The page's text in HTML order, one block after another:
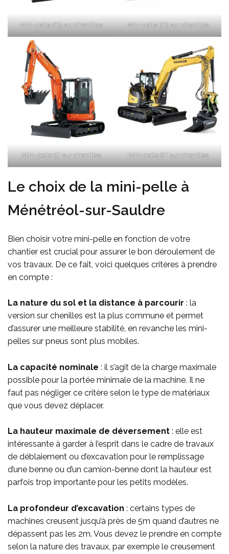
Mini-pelle 2T5 sur chenilles Mini-pelle 3T5 sur chenilles
Mini-pelle 5T sur chenilles Mini-pelle 8T sur chenilles
Le choix de la mini-pelle à
Ménétréol-sur-Sauldre
Bien choisir votre mini-pelle en fonction de votre
chantier est crucial pour assurer le bon déroulement de
vos travaux. De ce fait, voici quelques critères à prendre
en compte :
La nature du sol et la distance à parcourir : la
version sur chenilles est la plus commune et permet
d’assurer une meilleure stabilité, en revanche les mini-
pelles sur pneus sont plus mobiles.
La capacité nominale : il s’agit de la charge maximale
possible pour la portée minimale de la machine. Il ne
faut pas négliger ce critère selon le type de matériaux
que vous devez déplacer.
La hauteur maximale de déversement : elle est
intéressante à garder à l’esprit dans le cadre de travaux
de déblaiement ou d’excavation pour le remplissage
d’une benne ou d’un camion-benne dont la hauteur est
parfois trop importante pour les petits modèles.
La profondeur d’excavation : certains types de
machines creusent jusqu’à près de 5m quand d’autres ne
dépassent pas les 2m. Vous devez le prendre en compte
selon la nature des travaux, par exemple le creusement